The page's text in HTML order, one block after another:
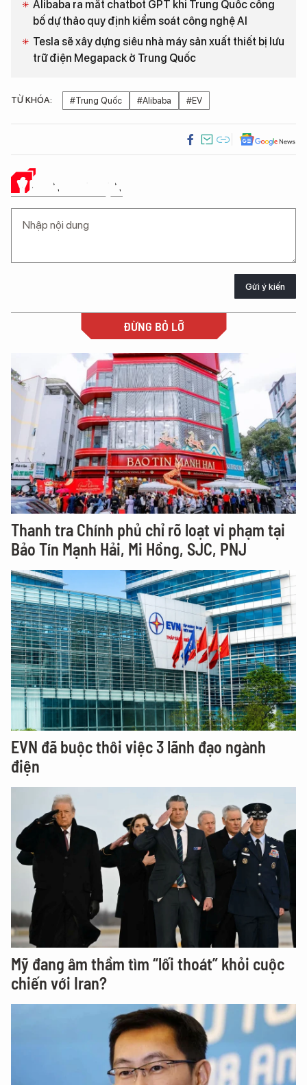
Alibaba ra mắt chatbot GPT khi Trung Quốc công
bố dự thảo quy định kiểm soát công nghệ AI
Tesla sẽ xây dựng siêu nhà máy sản xuất thiết bị lưu
trữ điện Megapack ở Trung Quốc
TỪ KHÓA: #Trung Quốc #Alibaba #EV
Ý KIẾN CỦA BẠN
Gửi ý kiến
ĐỪNG BỎ LỠ
Thanh tra Chính phủ chỉ rõ loạt vi phạm tại
Bảo Tín Mạnh Hải, Mi Hồng, SJC, PNJ
EVN đã buộc thôi việc 3 lãnh đạo ngành
điện
Mỹ đang âm thầm tìm “lối thoát” khỏi cuộc
chiến với Iran?